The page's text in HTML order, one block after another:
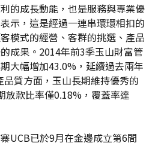
的成長動能，也是服務與專業優
示，這是經過一連串環環相扣的
模式的經營、客群的挑選、產品
成果。2014年前3季玉山財富管
大幅增加43.0%，延續過去兩年
質方面，玉山長期維持優秀的
放款比率僅0.18%，覆蓋率達
UCB已於9月在金邊成立第6間